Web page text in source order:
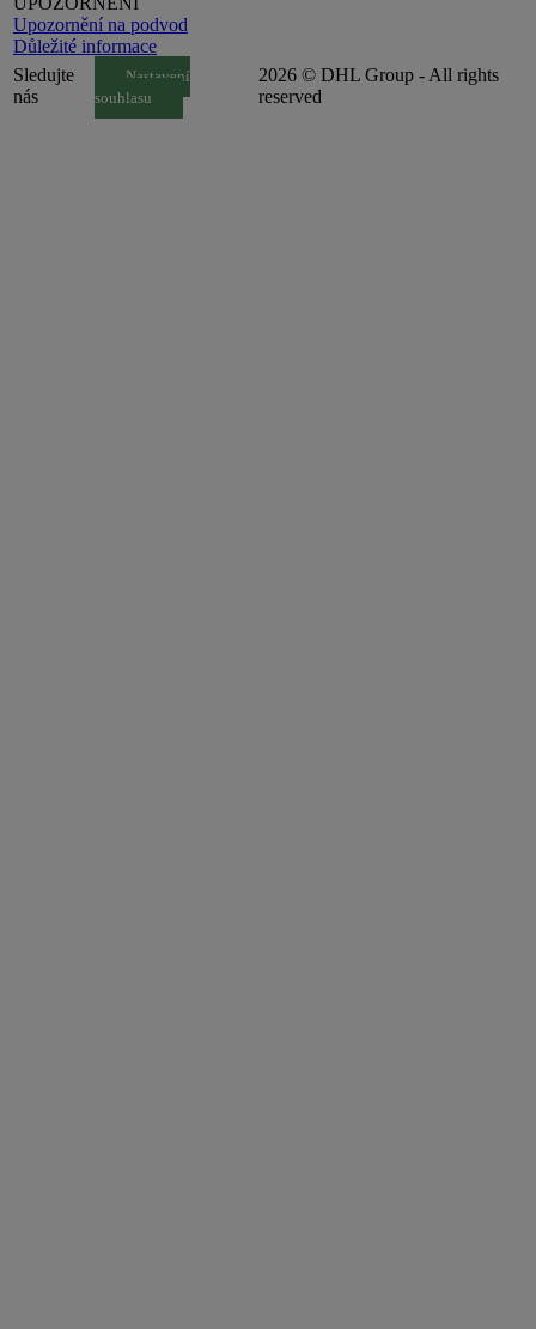
Upozornění na podvod
Důležité informace
Sledujte
nás
Nastavení
souhlasu
2026 © DHL Group - All rights
reserved